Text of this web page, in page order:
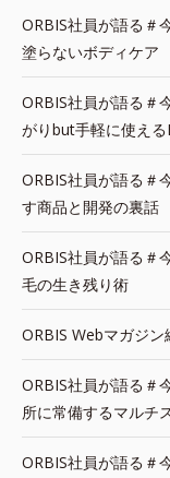
ORBIS社員が語る＃
塗らないボディケア
ORBIS社員が語る＃
がりbut手軽に使え
ORBIS社員が語る＃
す商品と開発の裏話
ORBIS社員が語る＃
毛の生き残り術
ORBIS Webマガジ
ORBIS社員が語る＃
所に常備するマルチ
ORBIS社員が語る＃